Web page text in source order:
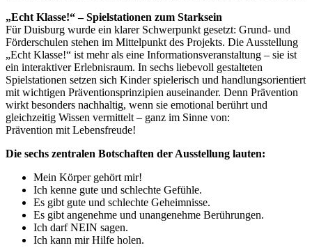
„Echt Klasse!“ – Spielstationen zum Starksein
Für Duisburg wurde ein klarer Schwerpunkt gesetzt: Grund- und
Förderschulen stehen im Mittelpunkt des Projekts. Die Ausstellung
„Echt Klasse!“ ist mehr als eine Informationsveranstaltung – sie ist
ein interaktiver Erlebnisraum. In sechs liebevoll gestalteten
Spielstationen setzen sich Kinder spielerisch und handlungsorientiert
mit wichtigen Präventionsprinzipien auseinander. Denn Prävention
wirkt besonders nachhaltig, wenn sie emotional berührt und
gleichzeitig Wissen vermittelt – ganz im Sinne von:
Prävention mit Lebensfreude!
Die sechs zentralen Botschaften der Ausstellung lauten:
Mein Körper gehört mir!
Ich kenne gute und schlechte Gefühle.
Es gibt gute und schlechte Geheimnisse.
Es gibt angenehme und unangenehme Berührungen.
Ich darf NEIN sagen.
Ich kann mir Hilfe holen.